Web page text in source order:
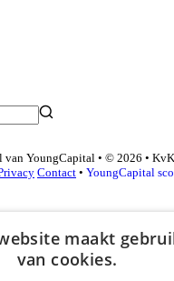
van YoungCapital • © 2026 •
Contact • YoungCapital
maakt
van cookies.